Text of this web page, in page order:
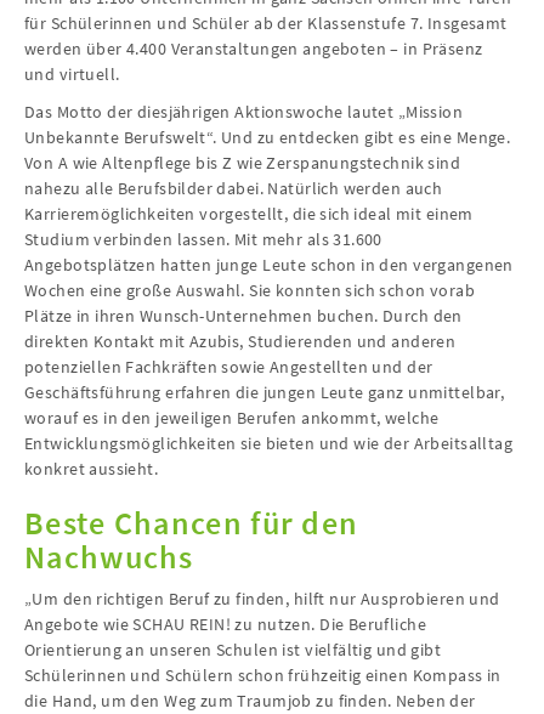
für Schülerinnen und Schüler ab der Klassenstufe 7. Insgesamt
werden über 4.400 Veranstaltungen angeboten – in Präsenz
und virtuell.
Das Motto der diesjährigen Aktionswoche lautet „Mission
Unbekannte Berufswelt“. Und zu entdecken gibt es eine Menge.
Von A wie Altenpflege bis Z wie Zerspanungstechnik sind
nahezu alle Berufsbilder dabei. Natürlich werden auch
Karrieremöglichkeiten vorgestellt, die sich ideal mit einem
Studium verbinden lassen. Mit mehr als 31.600
Angebotsplätzen hatten junge Leute schon in den vergangenen
Wochen eine große Auswahl. Sie konnten sich schon vorab
Plätze in ihren Wunsch-Unternehmen buchen. Durch den
direkten Kontakt mit Azubis, Studierenden und anderen
potenziellen Fachkräften sowie Angestellten und der
Geschäftsführung erfahren die jungen Leute ganz unmittelbar,
worauf es in den jeweiligen Berufen ankommt, welche
Entwicklungsmöglichkeiten sie bieten und wie der Arbeitsalltag
konkret aussieht.
Beste Chancen für den
Nachwuchs
„Um den richtigen Beruf zu finden, hilft nur Ausprobieren und
Angebote wie SCHAU REIN! zu nutzen. Die Berufliche
Orientierung an unseren Schulen ist vielfältig und gibt
Schülerinnen und Schülern schon frühzeitig einen Kompass in
die Hand, um den Weg zum Traumjob zu finden. Neben der